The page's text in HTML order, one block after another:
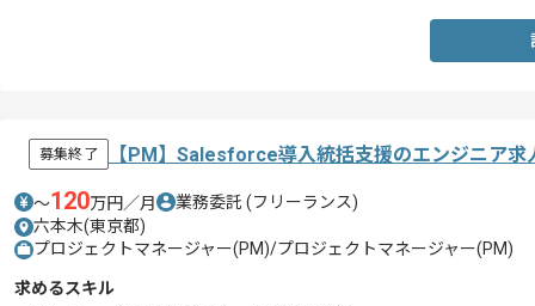
募集終了 【PM】Salesforce導入統括支援のエンジニア求
〜120万円／月 業務委託 (フリーランス)
六本木(東京都)
プロジェクトマネージャー(PM)/プロジェクトマネージャー(PM)
求めるスキル